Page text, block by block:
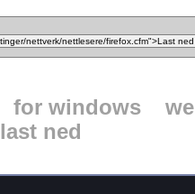
for windows
last ned